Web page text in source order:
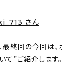
さん
最終回の今回は、
て”ご紹介します。